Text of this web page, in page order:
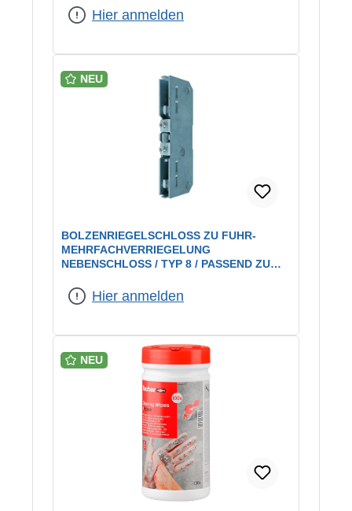
Hier anmelden
NEU
BOLZENRIEGELSCHLOSS ZU FUHR-
MEHRFACHVERRIEGELUNG
NEBENSCHLOSS / TYP 8 / PASSEND ZU
Hier anmelden
NEU